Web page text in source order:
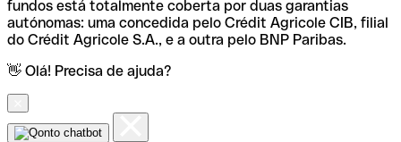
fundos está totalmente coberta por duas garantias
autónomas: uma concedida pelo Crédit Agricole CIB, filial
do Crédit Agricole S.A., e a outra pelo BNP Paribas.
👋 Olá! Precisa de ajuda?